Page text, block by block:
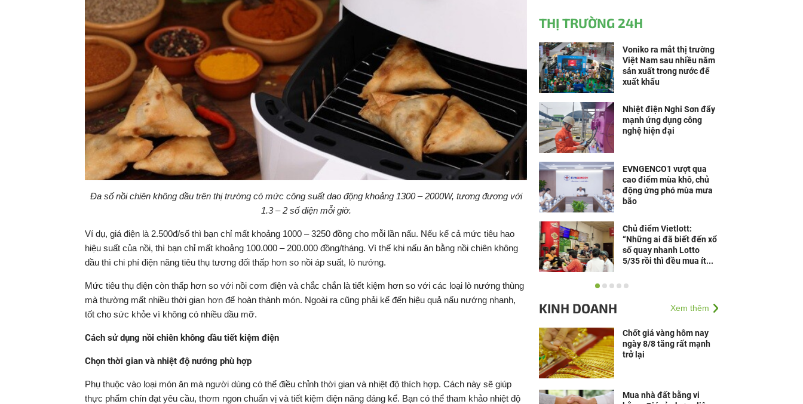
Đa số nồi chiên không dầu trên thị trường có mức công suất dao động khoảng 1300 – 2000W, tương đương với
1.3 – 2 số điện mỗi giờ.
Ví dụ, giá điện là 2.500đ/số thì bạn chỉ mất khoảng 1000 – 3250 đồng cho mỗi lần nấu. Nếu kể cả mức tiêu hao
hiệu suất của nồi, thì bạn chỉ mất khoảng 100.000 – 200.000 đồng/tháng. Vì thế khi nấu ăn bằng nồi chiên không
dầu thì chi phí điện năng tiêu thụ tương đối thấp hơn so nồi áp suất, lò nướng.
Mức tiêu thụ điện còn thấp hơn so với nồi cơm điện và chắc chắn là tiết kiệm hơn so với các loại lò nướng thùng
mà thường mất nhiều thời gian hơn để hoàn thành món. Ngoài ra cũng phải kể đến hiệu quả nấu nướng nhanh,
tốt cho sức khỏe vì không có nhiều dầu mỡ.
Cách sử dụng nồi chiên không dầu tiết kiệm điện
Chọn thời gian và nhiệt độ nướng phù hợp
Phụ thuộc vào loại món ăn mà người dùng có thể điều chỉnh thời gian và nhiệt độ thích hợp. Cách này sẽ giúp
thực phẩm chín đạt yêu cầu, thơm ngon chuẩn vị và tiết kiệm điện năng đáng kể. Bạn có thể tham khảo nhiệt độ
THỊ TRƯỜNG 24H
Voniko ra mắt thị trường
Việt Nam sau nhiều năm
sản xuất trong nước để
xuất khẩu
Nhiệt điện Nghi Sơn đẩy
mạnh ứng dụng công
nghệ hiện đại
EVNGENCO1 vượt qua
cao điểm mùa khô, chủ
động ứng phó mùa mưa
bão
Chủ điểm Vietlott:
“Những ai đã biết đến xổ
số quay nhanh Lotto
5/35 rồi thì đều mua ít...
HeleH thương hiệu mang
KINH DOANH Xem thêm
Chốt giá vàng hôm nay
ngày 8/8 tăng rất mạnh
trở lại
Mua nhà đất bằng vi